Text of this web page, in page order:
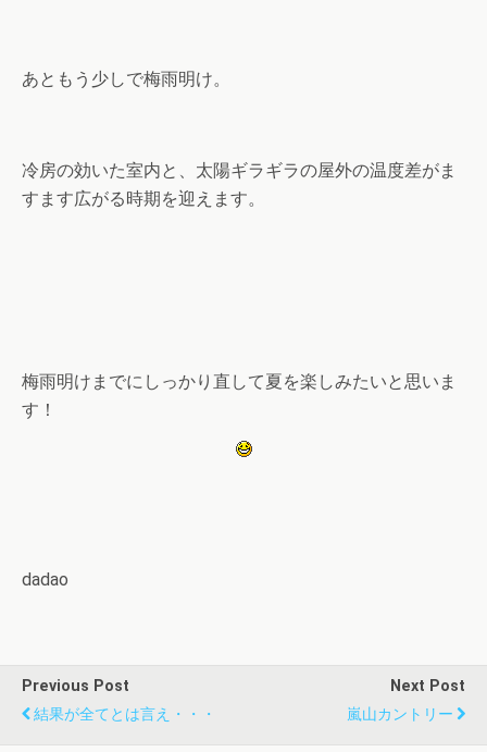
あともう少しで梅雨明け。
冷房の効いた室内と、太陽ギラギラの屋外の温度差がま
すます広がる時期を迎えます。
梅雨明けまでにしっかり直して夏を楽しみたいと思いま
す！
dadao
Previous Post
結果が全てとは言え・・・
Next Post
嵐山カントリー